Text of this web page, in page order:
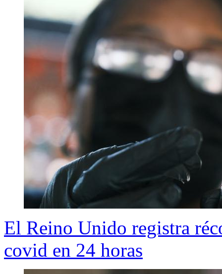
El Reino Unido registra
covid en 24 horas